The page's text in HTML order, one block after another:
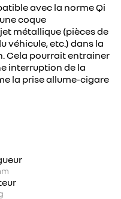
avec la norme Qi
coque
métallique (pièces de
véhicule, etc.) dans la
Cela pourrait entrainer
interruption de la
la prise allume-cigare